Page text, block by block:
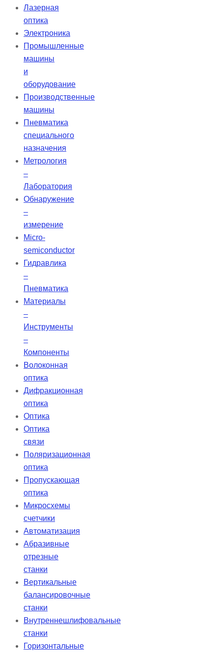
Лазерная
оптика
Электроника
Промышленные
машины
и
оборудование
Производственные
машины
Пневматика
специального
назначения
Метрология
–
Лаборатория
Обнаружение
–
измерение
Micro-
semiconductor
Гидравлика
–
Пневматика
Материалы
–
Инструменты
–
Компоненты
Волоконная
оптика
Дифракционная
оптика
Оптика
Оптика
связи
Поляризационная
оптика
Пропускающая
оптика
Микросхемы
счетчики
Автоматизация
Абразивные
отрезные
станки
Вертикальные
балансировочные
станки
Внутреннешлифовальные
станки
Горизонтальные